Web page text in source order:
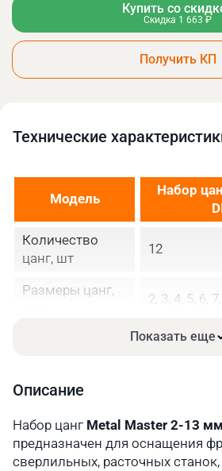
Купить со
Скидка 1 663 ₽
Получить КП
Технические
Модель
Набор
Количество
цанг, шт
12
Размеры цанг,
2, 3, 4, 5, 6,
0,015
Показать еще
Описание
Набор цанг Metal Master 2-13
предназначен для оснащения
сверлильных, расточных